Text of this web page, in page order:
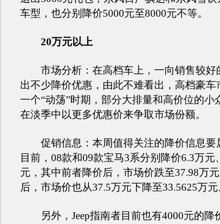
车型，也分别降价5000元至8000元不等。
20万元以上
市场分析：在高档车上，一向销售较好
出不少降价优惠，由此不难看出，高档豪车
一个“动荡”时期，部分大排量和高价位的小
在淡季中以更多优惠价来争取市场份额。
促销信息：本周值得关注的降价信息要
目前，08款和09款宝马3系分别降价6.3万元
元，其中前者降价后，市场价跌至37.98万
后，市场价也从37.5万元下降至33.5625万
另外，Jeep指南者目前也有4000元的降